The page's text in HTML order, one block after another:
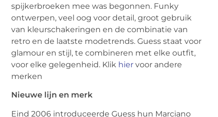
spijkerbroeken mee was begonnen. Funky
ontwerpen, veel oog voor detail, groot gebruik
van kleurschakeringen en de combinatie van
retro en de laatste modetrends. Guess staat voor
glamour en stijl, te combineren met elke outfit,
voor elke gelegenheid. Klik hier voor andere
merken
Nieuwe lijn en merk
Eind 2006 introduceerde Guess hun Marciano